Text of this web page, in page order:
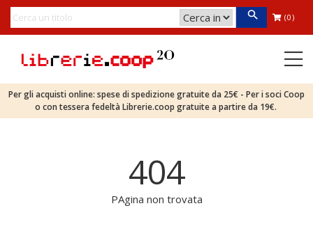
(0)
Per gli acquisti online: spese di spedizione gratuite da 25€ - Per i soci Coop
o con tessera fedeltà Librerie.coop gratuite a partire da 19€.
404
PAgina non trovata